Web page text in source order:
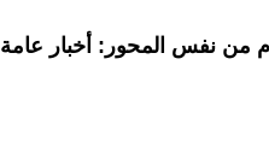
من نفس المحور: أخبار عامة